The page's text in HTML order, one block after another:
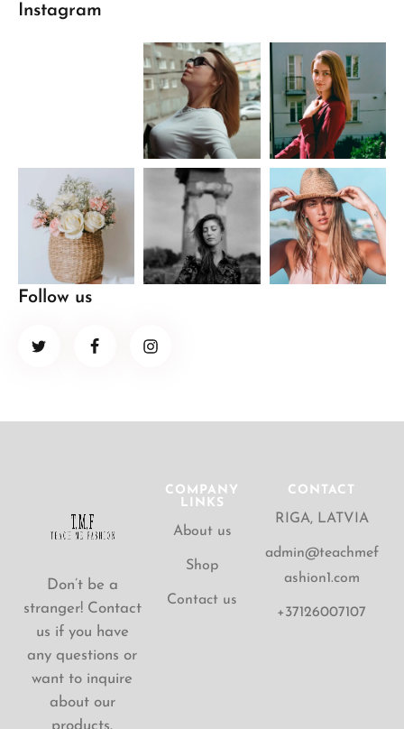
Instagram
Follow us
Don’t be a
stranger! Contact
us if you have
any questions or
want to inquire
about our
COMPANY
LINKS
About us
Shop
Contact us
CONTACT
RIGA, LATVIA
admin@teachmef
ashion1.com
+37126007107